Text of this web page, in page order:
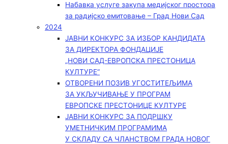
Набавка услуге закупа медијског простора
за радијско емитовање – Град Нови Сад
2024
ЈАВНИ КОНКУРС ЗА ИЗБОР КАНДИДАТА
ЗА ДИРЕКТОРА ФОНДАЦИЈЕ
„НОВИ САД-ЕВРОПСКА ПРЕСТОНИЦА
КУЛТУРЕ“
ОТВОРЕНИ ПОЗИВ УГОСТИТЕЉИМА
ЗА УКЉУЧИВАЊЕ У ПРОГРАМ
ЕВРОПСКЕ ПРЕСТОНИЦЕ КУЛТУРЕ
ЈАВНИ КОНКУРС ЗА ПОДРШКУ
УМЕТНИЧКИМ ПРОГРАМИМА
У СКЛАДУ СА ЧЛАНСТВОМ ГРАДА НОВОГ